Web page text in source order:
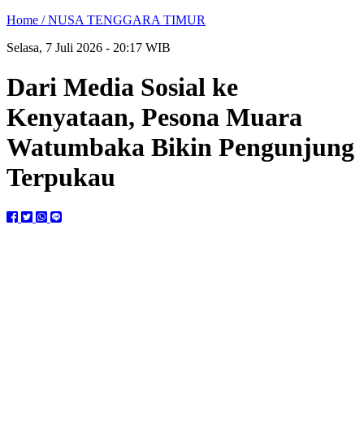
Home /NUSA TENGGARA TIMUR
Selasa, 7 Juli 2026 - 20:17 WIB
Dari Media Sosial ke
Kenyataan, Pesona Muara
Watumbaka Bikin Pengunjung
Terpukau